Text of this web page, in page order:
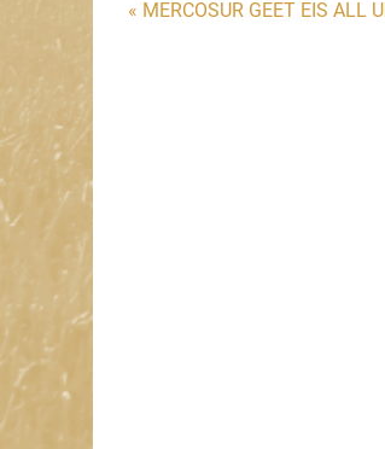
« MERCOSUR GEET EIS ALL